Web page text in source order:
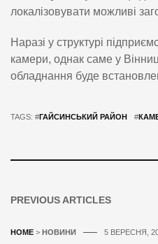
локалізовувати можливі
Наразі у структурі
камери, однак саме у
обладнання буде
TAGS: #ГАЙСИНСЬКИЙ РАЙОН #
PREVIOUS ARTICLES
HOME > НОВИНИ 5 ВЕРЕСНЯ,